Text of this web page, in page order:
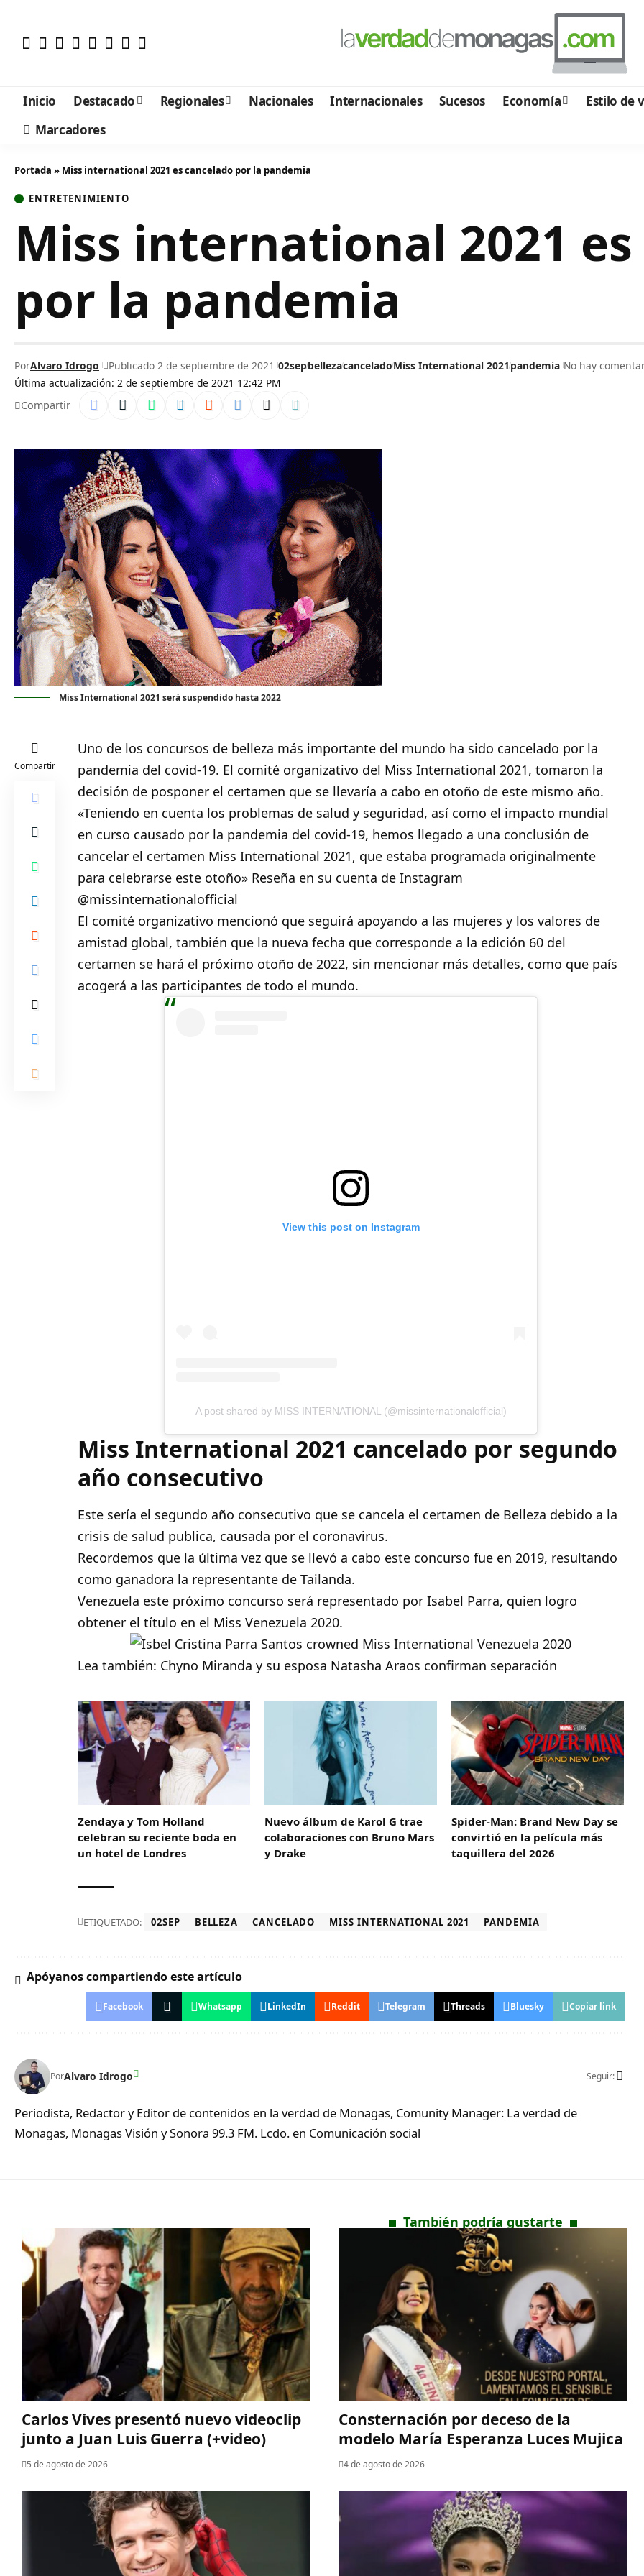
Inicio Destacado Regionales Nacionales Internacionales Sucesos Economía Estilo de
Marcadores
Portada » Miss international 2021 es cancelado por la pandemia
ENTRETENIMIENTO
Miss international 2021
por la pandemia
Última actualización: 2 de septiembre de 2021 12:42 PM
PorAlvaro Idrogo Publicado 2 de septiembre de 2021 02sepbellezacanceladoMiss International 2021pandemia No hay
Compartir
Miss International 2021 será suspendido hasta 2022
Compartir
Uno de los concursos de belleza más importante del mundo ha sido cancelado por la
pandemia del covid-19. El comité organizativo del Miss International 2021, tomaron la
decisión de posponer el certamen que se llevaría a cabo en otoño de este mismo año.
«Teniendo en cuenta los problemas de salud y seguridad, así como el impacto mundial
en curso causado por la pandemia del covid-19, hemos llegado a una conclusión de
cancelar el certamen Miss International 2021, que estaba programada originalmente
para celebrarse este otoño» Reseña en su cuenta de Instagram
@missinternationalofficial
El comité organizativo mencionó que seguirá apoyando a las mujeres y los valores de
amistad global, también que la nueva fecha que corresponde a la edición 60 del
certamen se hará el próximo otoño de 2022, sin mencionar más detalles, como que país
acogerá a las participantes de todo el mundo.
View this post on Instagram
A post shared by MISS INTERNATIONAL (@missinternationalofficial)
Miss International 2021 cancelado por segundo
año consecutivo
Este sería el segundo año consecutivo que se cancela el certamen de Belleza debido a la
crisis de salud publica, causada por el coronavirus.
Recordemos que la última vez que se llevó a cabo este concurso fue en 2019, resultando
como ganadora la representante de Tailanda.
Venezuela este próximo concurso será representado por Isabel Parra, quien logro
obtener el título en el Miss Venezuela 2020.
Lea también: Chyno Miranda y su esposa Natasha Araos confirman separación
Zendaya y Tom Holland
celebran su reciente boda en
un hotel de Londres
Nuevo álbum de Karol G trae
colaboraciones con Bruno Mars
y Drake
Spider-Man: Brand New Day se
convirtió en la película más
taquillera del 2026
ETIQUETADO: 02SEP BELLEZA CANCELADO MISS INTERNATIONAL 2021 PANDEMIA
Apóyanos compartiendo este artículo
Facebook Whatsapp LinkedIn Reddit Telegram Threads Bluesky Copiar link
PorAlvaro Idrogo Seguir:
Periodista, Redactor y Editor de contenidos en la verdad de Monagas, Comunity Manager: La verdad de
Monagas, Monagas Visión y Sonora 99.3 FM. Lcdo. en Comunicación social
También podría gustarte
Carlos Vives presentó nuevo videoclip
junto a Juan Luis Guerra (+video)
5 de agosto de 2026
Consternación por deceso de la
modelo María Esperanza Luces Mujica
4 de agosto de 2026